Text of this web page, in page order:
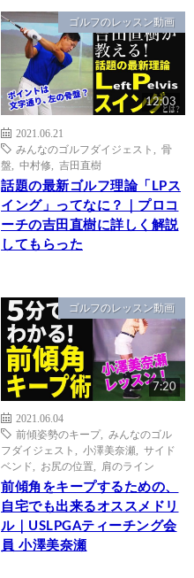
ゴルフのレッスン動画
12:03
2021.06.21
みんなのゴルフダイジェスト
骨
盤
中村修 吉田直樹
話題の最新ゴルフ理論「LPス
イング」ってなに？｜プロコ
ーチの吉田直樹に詳しく解説
してもらった
ゴルフのレッスン動画
7:20
2021.06.04
前傾姿勢のキープ, みんなのゴル
フダイジェスト
小澤美奈瀬
サイド
ベンド
お尻の位置 肩のライン
前傾角をキープするための、
自宅でも出来るオススメドリ
ル｜USLPGAティーチング会
員 小澤美奈瀬